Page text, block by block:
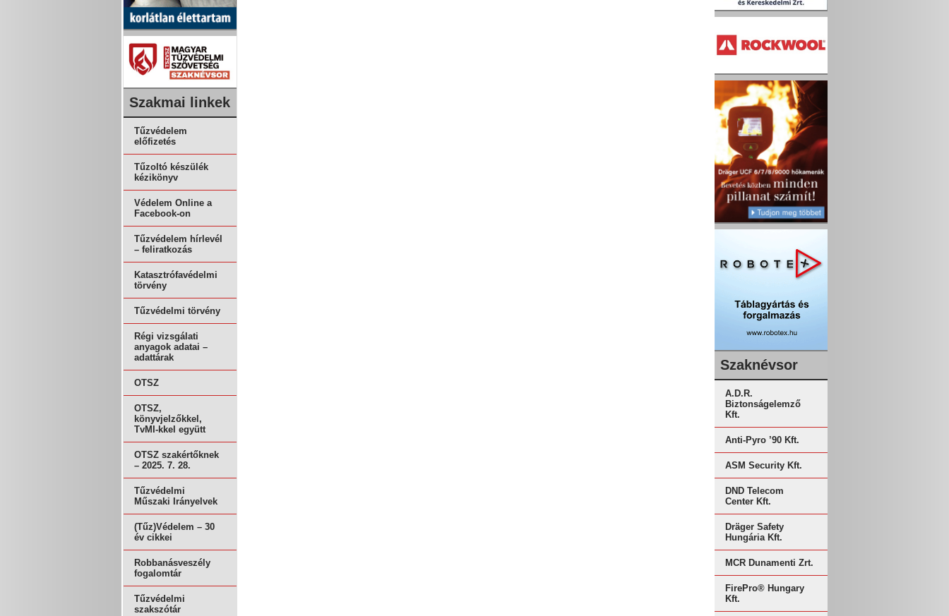
Szakmai linkek
Tűzvédelem
előfizetés
Tűzoltó készülék
kézikönyv
Védelem Online a
Facebook-on
Tűzvédelem hírlevél
– feliratkozás
Katasztrófavédelmi
törvény
Tűzvédelmi törvény
Régi vizsgálati
anyagok adatai –
adattárak
OTSZ
OTSZ,
könyvjelzőkkel,
TvMI-kkel együtt
OTSZ szakértőknek
– 2025. 7. 28.
Tűzvédelmi
Műszaki Irányelvek
(Tűz)Védelem – 30
év cikkei
Robbanásveszély
fogalomtár
Tűzvédelmi
szakszótár
Szaknévsor
A.D.R.
Biztonságelemző
Kft.
Anti-Pyro ’90 Kft.
ASM Security Kft.
DND Telecom
Center Kft.
Dräger Safety
Hungária Kft.
MCR Dunamenti Zrt.
FirePro® Hungary
Kft.